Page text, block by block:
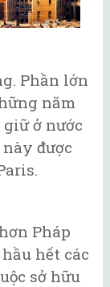
Phần lớn
năm
giữ ở nước
được
Pháp
hết các
sở hữu